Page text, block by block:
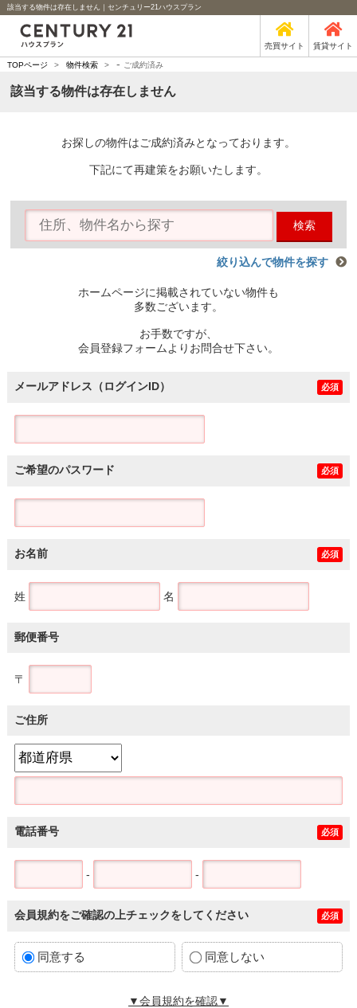
該当する物件は存在しません｜センチュリー21ハウスプラン
売買サイト 賃貸サイト
TOPページ > 物件検索 > - ご成約済み
該当する物件は存在しません
お探しの物件はご成約済みとなっております。
下記にて再建策をお願いたします。
検索
絞り込んで物件を探す
ホームページに掲載されていない物件も
多数ございます。
お手数ですが、
会員登録フォームよりお問合せ下さい。
メールアドレス（ログインID） 必須
ご希望のパスワード 必須
お名前 必須
姓 名
郵便番号
〒
ご住所
電話番号 必須
- -
会員規約をご確認の上チェックをしてください 必須
同意する 同意しない
▼会員規約を確認▼